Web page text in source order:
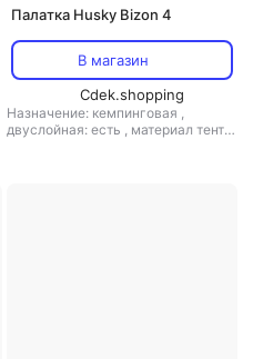
Палатка Husky Bizon 4
В магазин
Cdek.shopping
Назначение: кемпинговая ,
двуслойная: есть , материал тента: